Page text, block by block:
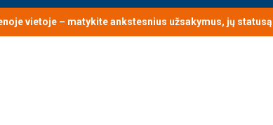
vietoje – matykite ankstesnius užsakymus, jų